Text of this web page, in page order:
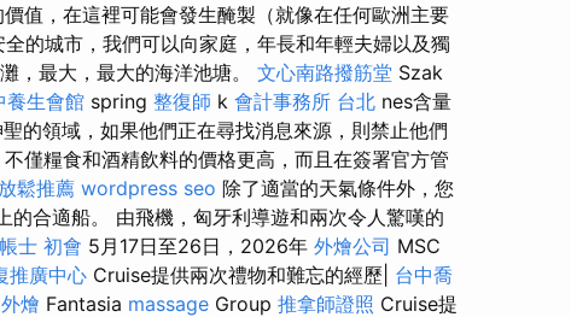
值，在這裡可能會發生醃製（就像在任何歐洲主要
的城市，我們可以向家庭，年長和年輕夫婦以及獨
，最大，最大的海洋池塘。 文心南路撥筋堂 Szak
養生會館 spring 整復師 k 會計事務所 台北 nes含量
的領域，如果他們正在尋找消息來源，則禁止他們
不僅糧食和酒精飲料的價格更高，而且在簽署官方管
鬆推薦 wordpress seo 除了適當的天氣條件外，您
合適船。 由飛機，匈牙利導遊和兩次令人驚嘆的
士 初會 5月17日至26日，2026年 外燴公司 MSC
推廣中心 Cruise提供兩次禮物和難忘的經歷| 台中喬
燴 Fantasia massage Group 推拿師證照 Cruise提